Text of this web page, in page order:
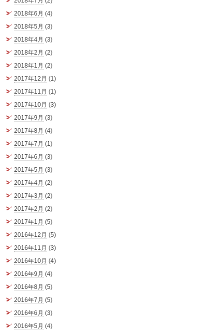
2018年6月 (4)
2018年5月 (3)
2018年4月 (3)
2018年2月 (2)
2018年1月 (2)
2017年12月 (1)
2017年11月 (1)
2017年10月 (3)
2017年9月 (3)
2017年8月 (4)
2017年7月 (1)
2017年6月 (3)
2017年5月 (3)
2017年4月 (2)
2017年3月 (2)
2017年2月 (2)
2017年1月 (5)
2016年12月 (5)
2016年11月 (3)
2016年10月 (4)
2016年9月 (4)
2016年8月 (5)
2016年7月 (5)
2016年6月 (3)
2016年5月 (4)